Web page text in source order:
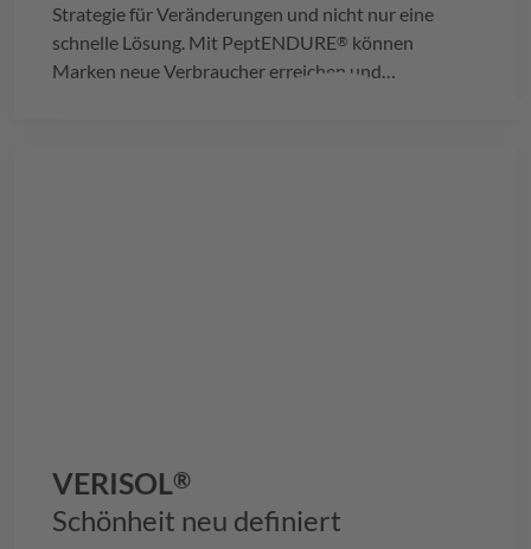
Strategie für Veränderungen und nicht nur eine
schnelle Lösung. Mit PeptENDURE® können
Marken neue Verbraucher erreichen und
VERISOL®
Schönheit neu definiert